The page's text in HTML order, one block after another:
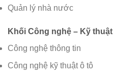
Quản lý nhà nước
Khối Công nghệ – Kỹ thuật
Công nghệ thông tin
Công nghệ kỹ thuật ô tô